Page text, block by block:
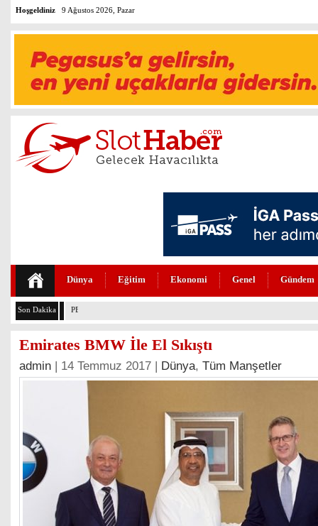
Hoşgeldiniz 9 Ağustos 2026, Pazar
Dünya Eğitim Ekonomi Genel Gündem
Son Dakika PEGASUS’TAN HUKUKTA YAPAY ZEKA DEVRİMİ
Emirates BMW İle El Sıkıştı
admin | 14 Temmuz 2017 | Dünya, Tüm Manşetler